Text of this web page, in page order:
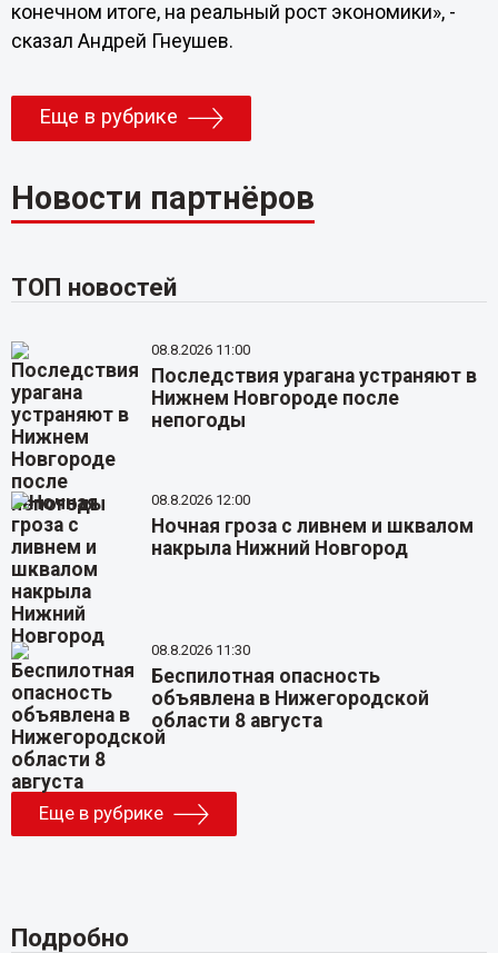
конечном итоге, на реальный рост экономики», -
сказал Андрей Гнеушев.
Еще в рубрике
Новости партнёров
ТОП новостей
08.8.2026 11:00
Последствия урагана устраняют в
Нижнем Новгороде после
непогоды
08.8.2026 12:00
Ночная гроза с ливнем и шквалом
накрыла Нижний Новгород
08.8.2026 11:30
Беспилотная опасность
объявлена в Нижегородской
области 8 августа
Еще в рубрике
Подробно